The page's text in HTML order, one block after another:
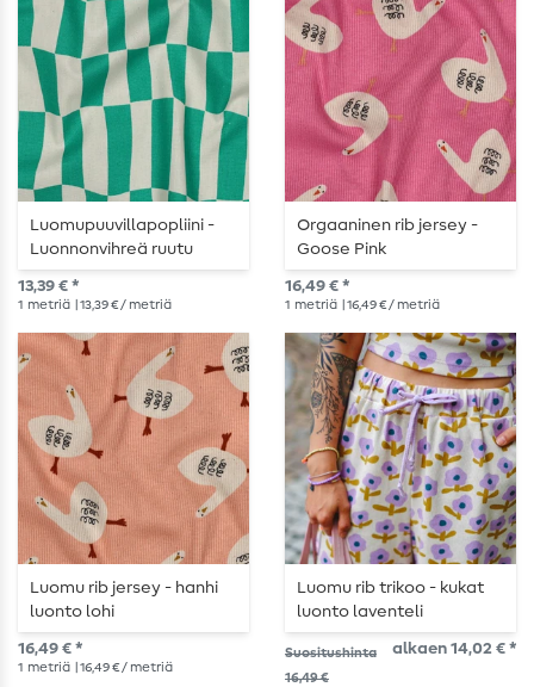
Luomupuuvillapopliini -
Luonnonvihreä ruutu
13,39 € *
1 metriä | 13,39 € / metriä
Orgaaninen rib jersey -
Goose Pink
16,49 € *
1 metriä | 16,49 € / metriä
Luomu rib jersey - hanhi
luonto lohi
16,49 € *
1 metriä | 16,49 € / metriä
Luomu rib trikoo - kukat
luonto laventeli
Suositushinta
16,49 €
alkaen 14,02 € *